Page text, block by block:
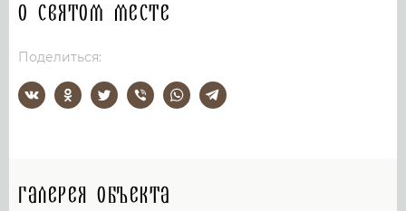
О святом месте
Поделиться:
Галерея объекта